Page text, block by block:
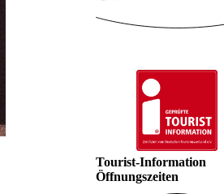
Tourist-Information
Öffnungszeiten